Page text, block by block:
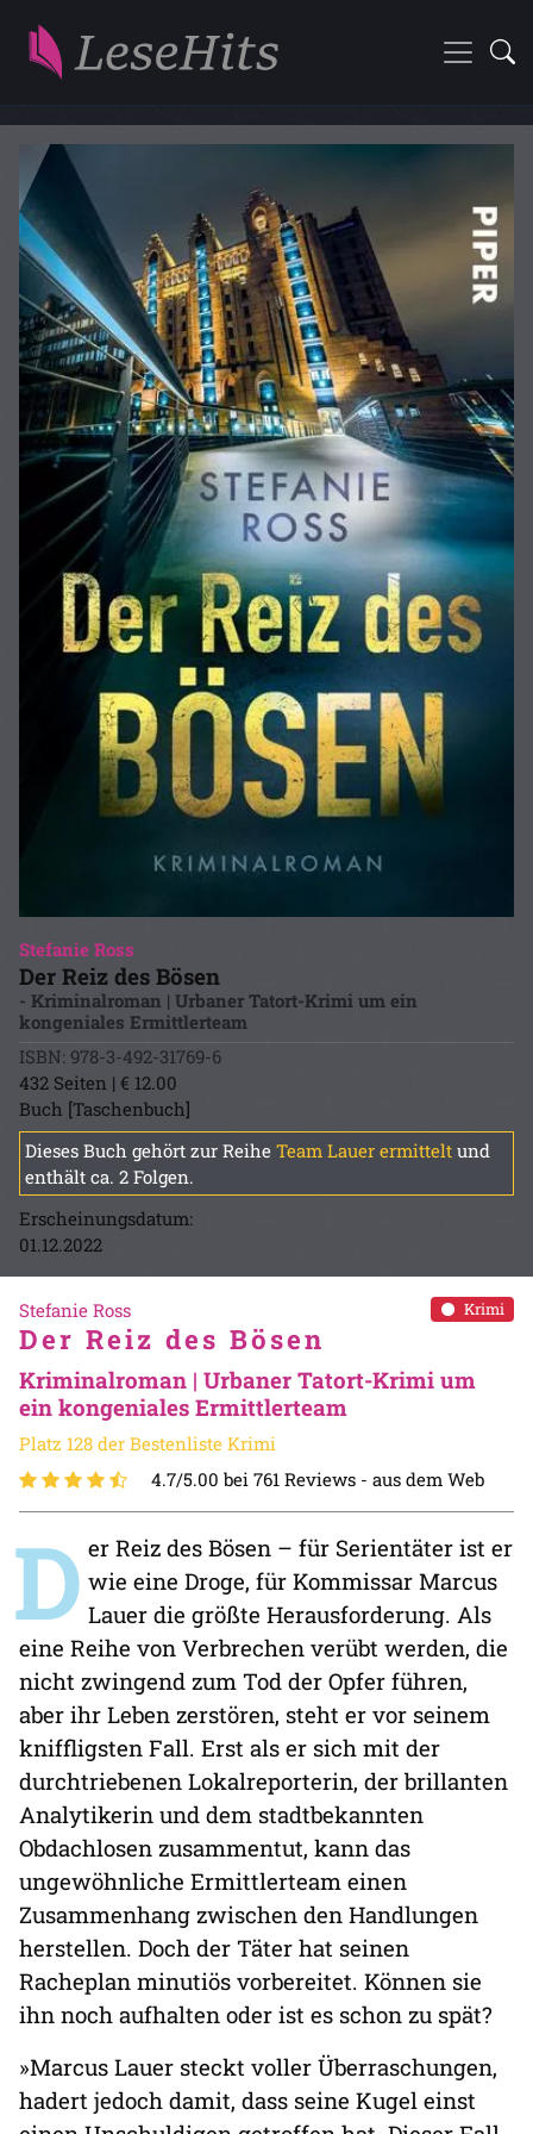
Stefanie Ross
Der Reiz des Bösen
- Kriminalroman | Urbaner Tatort-Krimi um ein
kongeniales Ermittlerteam
ISBN: 978-3-492-31769-6
432 Seiten | € 12.00
Buch [Taschenbuch]
Dieses Buch gehört zur Reihe Team Lauer ermittelt und
enthält ca. 2 Folgen.
Erscheinungsdatum:
01.12.2022
Krimi
Stefanie Ross
Der Reiz des Bösen
Kriminalroman | Urbaner Tatort-Krimi um
ein kongeniales Ermittlerteam
Platz 128 der Bestenliste Krimi
4.7/5.00 bei 761 Reviews - aus dem Web
D er Reiz des Bösen – für Serientäter ist er
wie eine Droge, für Kommissar Marcus
Lauer die größte Herausforderung. Als
eine Reihe von Verbrechen verübt werden, die
nicht zwingend zum Tod der Opfer führen,
aber ihr Leben zerstören, steht er vor seinem
kniffligsten Fall. Erst als er sich mit der
durchtriebenen Lokalreporterin, der brillanten
Analytikerin und dem stadtbekannten
Obdachlosen zusammentut, kann das
ungewöhnliche Ermittlerteam einen
Zusammenhang zwischen den Handlungen
herstellen. Doch der Täter hat seinen
Racheplan minutiös vorbereitet. Können sie
ihn noch aufhalten oder ist es schon zu spät?
»Marcus Lauer steckt voller Überraschungen,
hadert jedoch damit, dass seine Kugel einst